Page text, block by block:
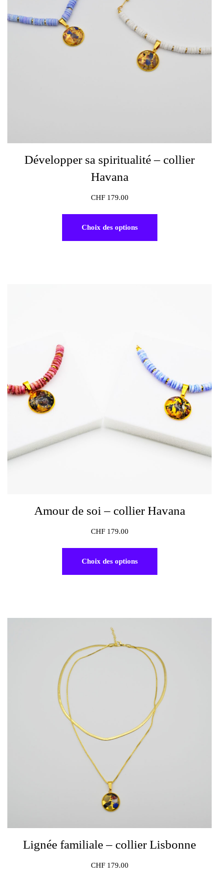
Développer sa spiritualité – collier
Havana
CHF179.00
Choix des options
Amour de soi – collier Havana
CHF179.00
Choix des options
Lignée familiale – collier Lisbonne
CHF179.00